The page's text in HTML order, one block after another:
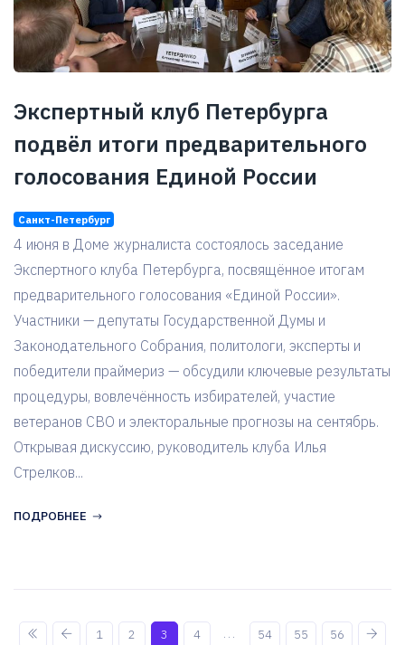
Экспертный клуб Петербурга
подвёл итоги предварительного
голосования Единой России
Санкт-Петербург
4 июня в Доме журналиста состоялось заседание
Экспертного клуба Петербурга, посвящённое итогам
предварительного голосования «Единой России».
Участники — депутаты Государственной Думы и
Законодательного Собрания, политологи, эксперты и
победители праймериз — обсудили ключевые результаты
процедуры, вовлечённость избирателей, участие
ветеранов СВО и электоральные прогнозы на сентябрь.
Открывая дискуссию, руководитель клуба Илья
Стрелков...
ПОДРОБНЕЕ
1 2 3 4 ... 54 55 56